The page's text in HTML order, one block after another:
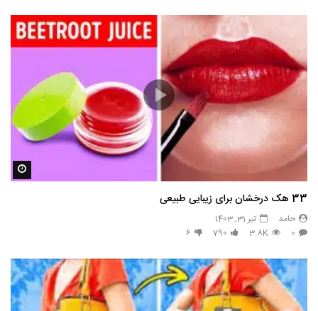
33 هک درخشان برای زیبایی طبیعی
حامد
تیر 31, 1403
0
3.8K
790
6